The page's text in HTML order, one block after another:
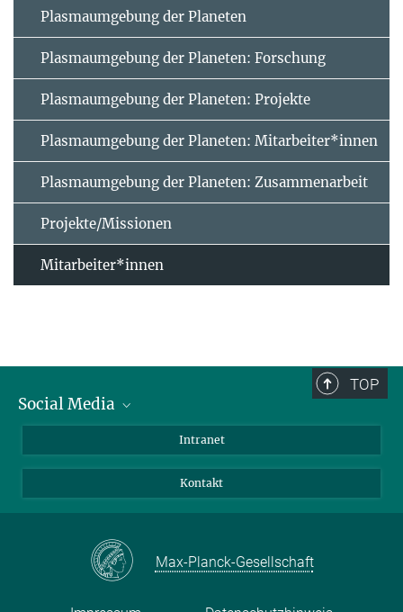
Plasmaumgebung der Planeten
Plasmaumgebung der Planeten: Forschung
Plasmaumgebung der Planeten: Projekte
Plasmaumgebung der Planeten: Mitarbeiter*innen
Plasmaumgebung der Planeten: Zusammenarbeit
Projekte/Missionen
Mitarbeiter*innen
TOP
Social Media
Facebook
Instagram
Mastodon
Intranet
Kontakt
Max-Planck-Gesellschaft